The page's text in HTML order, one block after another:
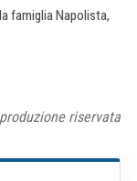
famiglia Napolista,
riservata